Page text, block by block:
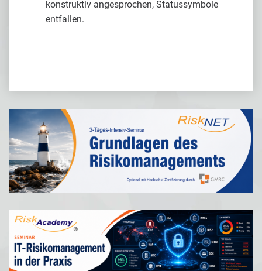
konstruktiv angesprochen, Statussymbole
entfallen.